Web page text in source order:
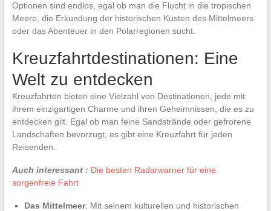
Optionen sind endlos, egal ob man die Flucht in die tropischen
Meere, die Erkundung der historischen Küsten des Mittelmeers
oder das Abenteuer in den Polarregionen sucht.
Kreuzfahrtdestinationen: Eine
Welt zu entdecken
Kreuzfahrten bieten eine Vielzahl von Destinationen, jede mit
ihrem einzigartigen Charme und ihren Geheimnissen, die es zu
entdecken gilt. Egal ob man feine Sandstrände oder gefrorene
Landschaften bevorzugt, es gibt eine Kreuzfahrt für jeden
Reisenden.
Auch interessant : Die besten Radarwarner für eine
sorgenfreie Fahrt
Das Mittelmeer: Mit seinem kulturellen und historischen